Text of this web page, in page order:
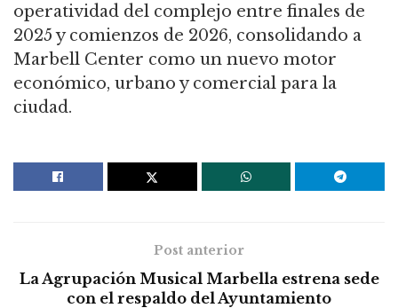
operatividad del complejo entre finales de
2025 y comienzos de 2026, consolidando a
Marbell Center como un nuevo motor
económico, urbano y comercial para la
ciudad.
Post anterior
La Agrupación Musical Marbella estrena sede
con el respaldo del Ayuntamiento